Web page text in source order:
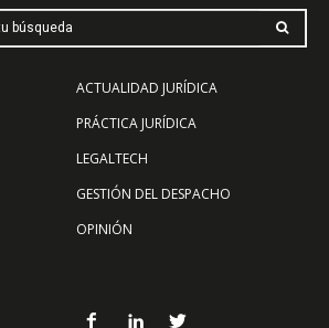
búsqueda
ACTUALIDAD JURÍDICA
PRÁCTICA JURÍDICA
LEGALTECH
GESTIÓN DEL DESPACHO
OPINIÓN